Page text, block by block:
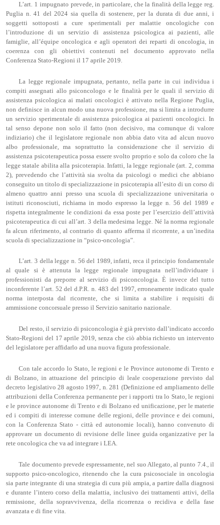
L’art. 1 impugnato prevede, in particolare, che la finalità della legge reg.
Puglia n. 41 del 2024 sia quella di sostenere, per la durata di due anni, i
soggetti sottoposti a cure sperimentali per malattie oncologiche con
l’introduzione di un servizio di assistenza psicologica ai pazienti, alle
famiglie, all’équipe oncologica e agli operatori dei reparti di oncologia, in
coerenza con gli obiettivi contenuti nel documento approvato nella
Conferenza Stato-Regioni il 17 aprile 2019.
La legge regionale impugnata, pertanto, nella parte in cui individua i
compiti assegnati allo psiconcologo e le finalità per le quali il servizio di
assistenza psicologica ai malati oncologici è attivato nella Regione Puglia,
non definisce in alcun modo una nuova professione, ma si limita a introdurre
un servizio sperimentale di assistenza psicologica ai pazienti oncologici. In
tal senso depone non solo il fatto (non decisivo, ma comunque di valore
indiziario) che il legislatore regionale non abbia dato vita ad alcun nuovo
albo professionale, ma soprattutto la considerazione che il servizio di
assistenza psicoterapeutica possa essere svolto proprio e solo da coloro che la
legge statale abilita alla psicoterapia. Infatti, la legge regionale (art. 2, comma
2), prevedendo che l’attività sia svolta da psicologi o medici che abbiano
conseguito un titolo di specializzazione in psicoterapia all’esito di un corso di
almeno quattro anni presso una scuola di specializzazione universitaria o
istituti riconosciuti, richiama in modo espresso la legge n. 56 del 1989 e
rispetta integralmente le condizioni da essa poste per l’esercizio dell’attività
psicoterapeutica di cui all’art. 3 della medesima legge. Né la norma regionale
fa alcun riferimento, al contrario di quanto afferma il ricorrente, a un’inedita
scuola di specializzazione in “psico-oncologia”.
L’art. 3 della legge n. 56 del 1989, infatti, reca il principio fondamentale
al quale si è attenuta la legge regionale impugnata nell’individuare i
professionisti da preporre al servizio di psiconcologia. È invece del tutto
inconferente l’art. 52 del d.P.R. n. 483 del 1997, erroneamente indicato quale
norma interposta dal ricorrente, che si limita a stabilire i requisiti di
ammissione concorsuale presso il Servizio sanitario nazionale.
Del resto, il servizio di psiconcologia è già previsto dall’indicato accordo
Stato-Regioni del 17 aprile 2019, senza che ciò abbia richiesto un intervento
del legislatore per affidarlo ad una nuova figura professionale.
Con tale accordo lo Stato, le regioni e le Province autonome di Trento e
di Bolzano, in attuazione del principio di leale cooperazione previsto dal
decreto legislativo 28 agosto 1997, n. 281 (Definizione ed ampliamento delle
attribuzioni della Conferenza permanente per i rapporti tra lo Stato, le regioni
e le province autonome di Trento e di Bolzano ed unificazione, per le materie
ed i compiti di interesse comune delle regioni, delle province e dei comuni,
con la Conferenza Stato - città ed autonomie locali), hanno convenuto di
approvare un documento di revisione delle linee guida organizzative per la
rete oncologica che va ad integrare i LEA.
Tale documento prevede espressamente, nel suo Allegato, al punto 7.4., il
supporto psico-oncologico, ritenendo che la cura psicosociale in oncologia
sia parte integrante di una strategia di cura più ampia, a partire dalla diagnosi
e durante l’intero corso della malattia, inclusivo dei trattamenti attivi, della
remissione, della sopravvivenza, della ricorrenza o recidiva e della fase
avanzata e di fine vita.